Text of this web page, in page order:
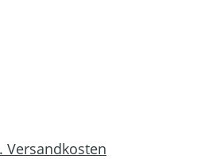
Versandkosten